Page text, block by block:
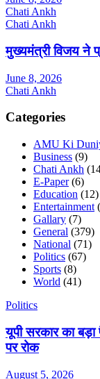
Chati Ankh
Chati Ankh
मुख्यमंत्री विजय ने
June 8, 2026
Chati Ankh
Categories
AMU Ki
Business (9)
Chati Ankh
E-Paper(6)
Education (12)
Entertainment
Gallary (7)
General (379)
National (71)
Politics (67)
Sports (8)
World (41)
Politics
यूपी सरकार का
पर रोक
August 5, 2026